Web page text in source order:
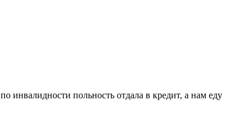
инвалидности польность отдала в кредит, а нам еду